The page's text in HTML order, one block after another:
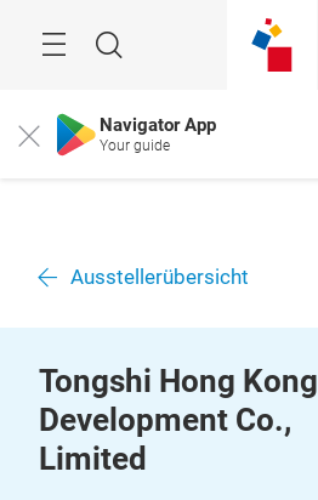
Suche
Close Navigator App
Your guide
Ausstellerübersicht
Tongshi Hong Kong
Development Co.,
Limited